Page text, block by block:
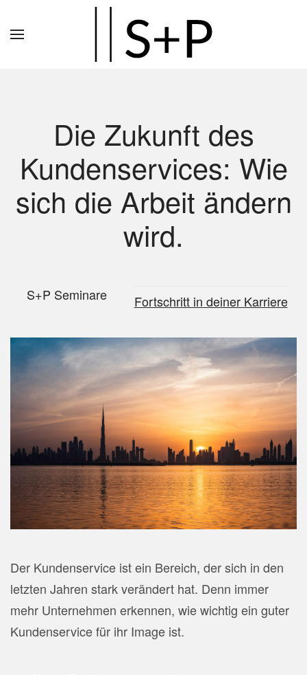
Die Zukunft des
Kundenservices: Wie
sich die Arbeit ändern
wird.
S+P Seminare Fortschritt in deiner Karriere
Der Kundenservice ist ein Bereich, der sich in den
letzten Jahren stark verändert hat. Denn immer
mehr Unternehmen erkennen, wie wichtig ein guter
Kundenservice für ihr Image ist.